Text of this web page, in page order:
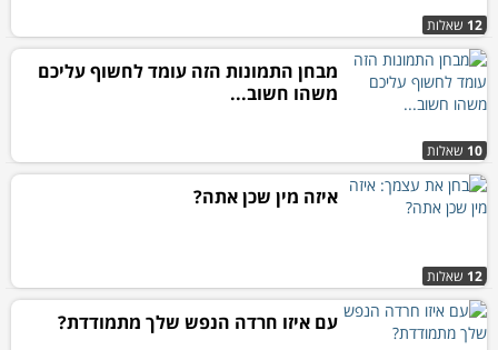
12 שאלות
10 שאלות
מבחן התמונות הזה עומד לחשוף עליכם
משהו חשוב...
12 שאלות
איזה מין שכן אתה?
עם איזו חרדה הנפש שלך מתמודדת?